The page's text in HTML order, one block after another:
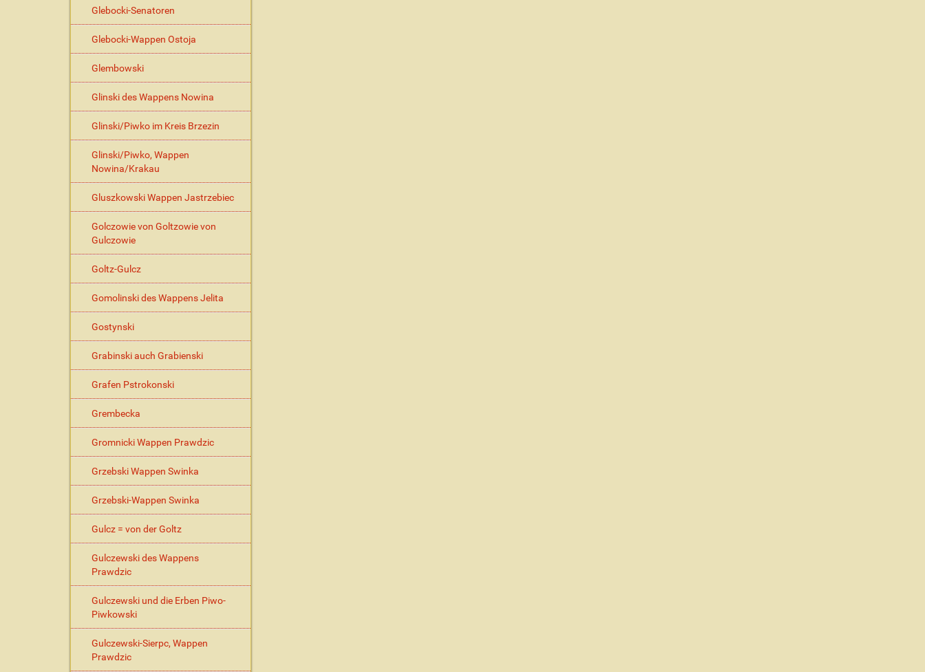
Glebocki-Senatoren
Glebocki-Wappen Ostoja
Glembowski
Glinski des Wappens Nowina
Glinski/Piwko im Kreis Brzezin
Glinski/Piwko, Wappen
Nowina/Krakau
Gluszkowski Wappen Jastrzebiec
Golczowie von Goltzowie von
Gulczowie
Goltz-Gulcz
Gomolinski des Wappens Jelita
Gostynski
Grabinski auch Grabienski
Grafen Pstrokonski
Grembecka
Gromnicki Wappen Prawdzic
Grzebski Wappen Swinka
Grzebski-Wappen Swinka
Gulcz = von der Goltz
Gulczewski des Wappens
Prawdzic
Gulczewski und die Erben Piwo-
Piwkowski
Gulczewski-Sierpc, Wappen
Prawdzic